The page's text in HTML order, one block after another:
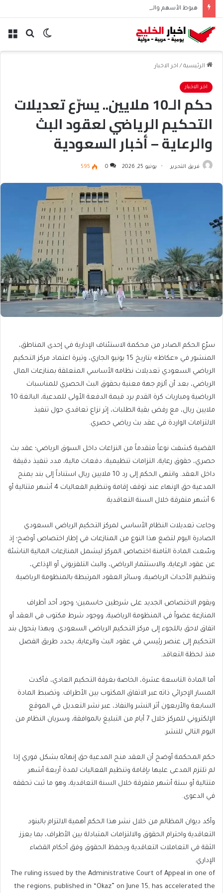
هبوط الأسهم والذهب وصعود النفط يعقّد مسار الفدرالي
بحث الوضع
الرئيسية / اخر الاخبار
اخر الاخبار
حكم الـ10 ملايين.. يسرّع تعديلات
التحكيم الرياضي لعقود البث
والرعاية – أخبار السعودية
فريق التحرير يونيو 25, 2026 0
595
سرّع الحكم الصادر من محكمة الاستئناف الإدارية في إحدى المناطق،
المنشور في «عكاظ» بتاريخ 15 يونيو الجاري، وتيرة اعتماد مركز التحكيم
الرياضي السعودي تعديلات نظامه الأساسي المتعلقة بمنازعات المال
الرياضي، بعد أن ألزم جهة معنية بحقوق البث الحصري للمناسبات
الرياضية ومباريات كرة القدم برد قيمة الدفعة الأولى للمدعية، البالغة 10
ملايين ريال، مع رفض بقية الطلبات، إثر نزاع تعاقدي حول تنفيذ
الالتزامات الواردة في عقد بث رياضي حصري.
القضية كشفت نوعاً متقدماً من النزاعات داخل السوق الرياضي؛ عقد بث
حصري، حقوق رعاية، التزامات تنظيمية، دفعات مالية، مدد تنفيذ دقيقة
داخل العقد. وانتهى الحكم إلى رد 10 ملايين ريال استناداً إلى بند يمنح
المدعية حق الإنهاء عند توقف إقامة وتنظيم الفعاليات 4 أشهر متتالية أو
6 أشهر متفرقة خلال السنة التعاقدية.
وجاءت تعديلات النظام الأساسي لمركز التحكيم الرياضي السعودي
الصادرة اليوم لتضع هذا النوع من المنازعات في إطار اختصاص أوضح؛ إذ
وسّعت المادة الثامنة اختصاص المركز ليشمل المنازعات المالية الناشئة
عن عقود الرعاية، والاستثمار الرياضي، والبث التلفزيوني أو الإذاعي،
وتنظيم الأحداث الرياضية، وسائر العقود المرتبطة بالمنظومة الرياضية.
ويقوم الاختصاص الجديد على شرطين حاسمين؛ وجود أحد أطراف
المنازعة عضواً في المنظومة الرياضية، ووجود شرط مكتوب في العقد أو
اتفاق لاحق باللجوء إلى مركز التحكيم الرياضي السعودي. وبهذا يتحول بند
التحكيم إلى عنصر رئيسي في عقود البث والرعاية، يحدد طريق الفصل
منذ لحظة التعاقد.
أما المادة التاسعة عشرة، الخاصة بغرفة التحكيم العادي، فأكدت
المسار الإجرائي ذاته عبر الاتفاق المكتوب بين الأطراف. وتضبط المادة
السابعة والأربعون أثر النشر والنفاذ، عبر نشر التعديل في الموقع
الإلكتروني للمركز خلال 7 أيام من التبليغ بالموافقة، وسريان النظام من
اليوم التالي للنشر.
حكم المحكمة أوضح أن العقد منح المدعية حق إنهائه بشكل فوري إذا
لم تلتزم المدعى عليها بإقامة وتنظيم الفعاليات لمدة أربعة أشهر
متتالية أو ستة أشهر متفرقة خلال السنة التعاقدية، وهو ما ثبت تحققه
في الدعوى.
وأكد ديوان المظالم من خلال نشر هذا الحكم أهمية الالتزام بالبنود
التعاقدية واحترام الحقوق والالتزامات المتبادلة بين الأطراف، بما يعزز
الثقة في التعاملات التعاقدية ويحفظ الحقوق وفق أحكام القضاء
الإداري.
The ruling issued by the Administrative Court of Appeal in one of
the regions, published in “Okaz” on June 15, has accelerated the